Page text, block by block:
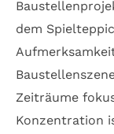
dem
Zeiträume
Konzentration